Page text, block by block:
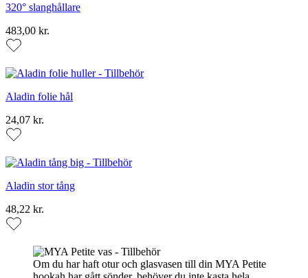
320° slanghållare
483,00 kr.
Aladin folie hål
24,07 kr.
Aladin stor tång
48,22 kr.
Om du har haft otur och glasvasen till din MYA Petite